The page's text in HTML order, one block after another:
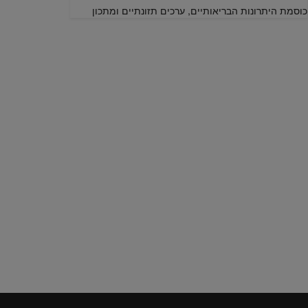
כוסמת היתרונות הבריאותיים, ערכים תזונתיים ומתכון